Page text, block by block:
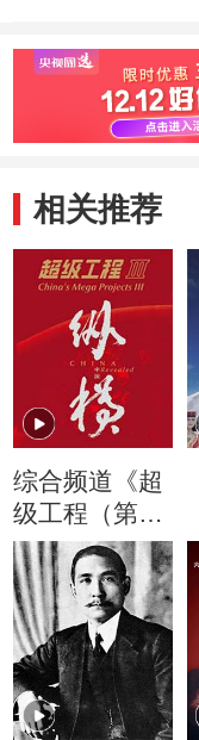
80后
相关推荐
综合频道《超
级工程（第三
季）纵横中
国》